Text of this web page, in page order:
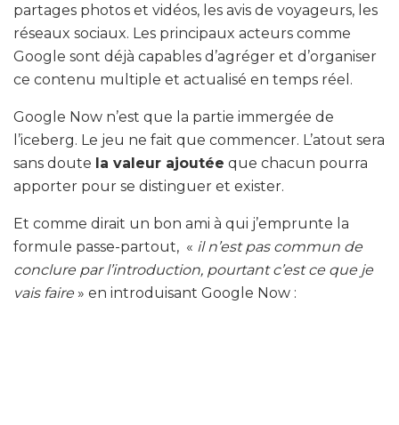
partages photos et vidéos, les avis de voyageurs, les
réseaux sociaux. Les principaux acteurs comme
Google sont déjà capables d’agréger et d’organiser
ce contenu multiple et actualisé en temps réel.
Google Now n’est que la partie immergée de
l’iceberg. Le jeu ne fait que commencer. L’atout sera
sans doute la valeur ajoutée que chacun pourra
apporter pour se distinguer et exister.
Et comme dirait un bon ami à qui j’emprunte la
formule passe-partout, « il n’est pas commun de
conclure par l’introduction, pourtant c’est ce que je
vais faire » en introduisant Google Now :